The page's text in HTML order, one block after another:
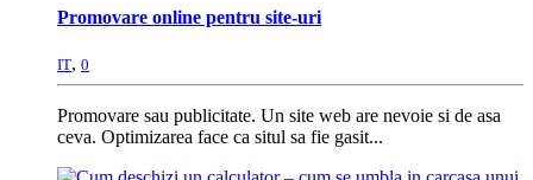
Promovare online pentru site-uri
IT, 0
Promovare sau publicitate. Un site web are nevoie si de asa
ceva. Optimizarea face ca situl sa fie gasit...